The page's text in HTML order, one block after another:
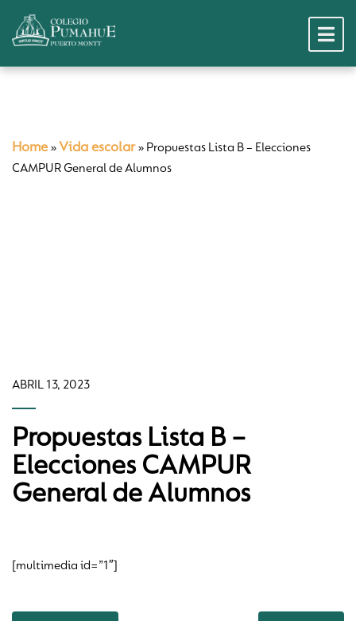
Home » Vida escolar» Propuestas Lista B – Elecciones
CAMPUR General de Alumnos
ABRIL 13, 2023
Propuestas Lista B –
Elecciones CAMPUR
General de Alumnos
[multimedia id=”1″]